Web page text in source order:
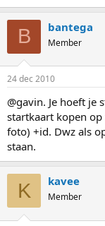
B bantega
Member
24 dec 2010
@gavin. Je hoeft je
startkaart kopen
foto) +id. Dwz als
staan.
K kavee
Member